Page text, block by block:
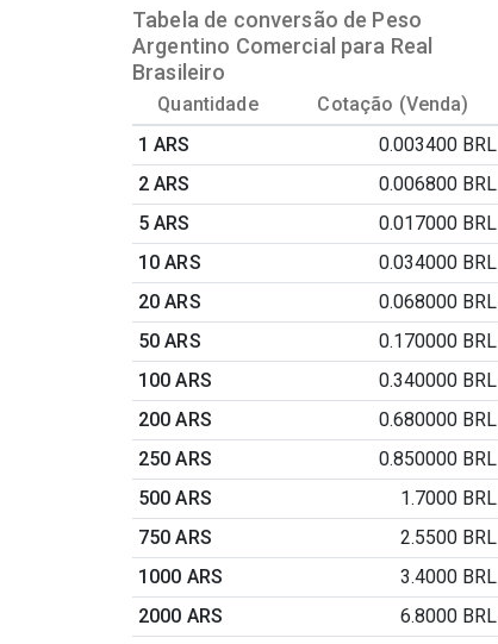
Tabela de conversão de Peso
Argentino Comercial para Real
Brasileiro
Quantidade
Cotação (Venda)
1 ARS
0.003400 BRL
2 ARS
0.006800 BRL
5 ARS
0.017000 BRL
10 ARS
0.034000 BRL
20 ARS
0.068000 BRL
50 ARS
0.170000 BRL
100 ARS
0.340000 BRL
200 ARS
0.680000 BRL
250 ARS
0.850000 BRL
500 ARS
1.7000 BRL
750 ARS
2.5500 BRL
1000 ARS
3.4000 BRL
2000 ARS
6.8000 BRL